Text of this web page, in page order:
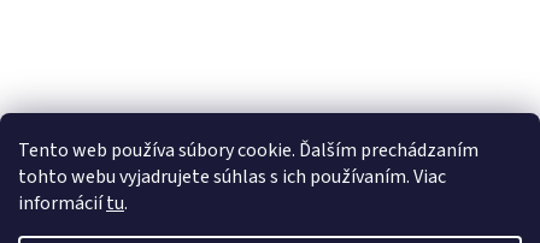
Tento web používa súbory cookie. Ďalším prechádzaním
tohto webu vyjadrujete súhlas s ich používaním. Viac
informáciítu.